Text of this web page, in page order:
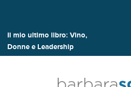
Il mio ultimo libro: Vino,
Donne e Leadership